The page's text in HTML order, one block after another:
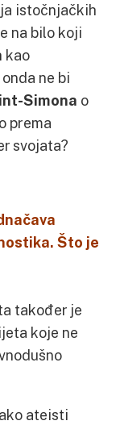
istočnjačkih
na bilo koji
kao
ne bi
Simona o
prema
svojata?
Što je
također je
koje ne
ateisti